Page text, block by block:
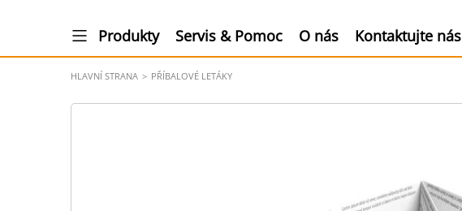
Produkty Servis & Pomoc O nás Kontaktujte nás
HLAVNÍ STRANA PŘÍBALOVÉ LETÁKY